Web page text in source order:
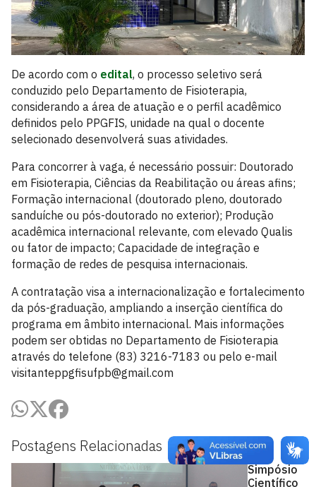
Postagens Relacionadas
Simpósio
Científico
De acordo com o edital, o processo seletivo será
conduzido pelo Departamento de Fisioterapia,
considerando a área de atuação e o perfil acadêmico
definidos pelo PPGFIS, unidade na qual o docente
selecionado desenvolverá suas atividades.
Para concorrer à vaga, é necessário possuir: Doutorado
em Fisioterapia, Ciências da Reabilitação ou áreas afins;
Formação internacional (doutorado pleno, doutorado
sanduíche ou pós-doutorado no exterior); Produção
acadêmica internacional relevante, com elevado Qualis
ou fator de impacto; Capacidade de integração e
formação de redes de pesquisa internacionais.
A contratação visa a internacionalização e fortalecimento
da pós-graduação, ampliando a inserção científica do
programa em âmbito internacional. Mais informações
podem ser obtidas no Departamento de Fisioterapia
através do telefone (83) 3216-7183 ou pelo e-mail
visitanteppgfisufpb@gmail.com